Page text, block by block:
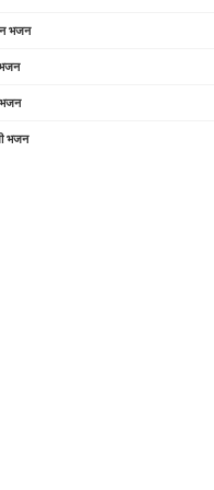
भजन
भजन
भजन
भजन